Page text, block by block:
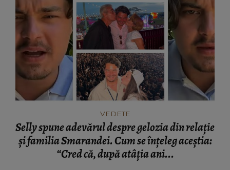
VEDETE
Selly spune adevărul despre gelozia din relație
și familia Smarandei. Cum se înțeleg aceștia:
“Cred că, după atâția ani...